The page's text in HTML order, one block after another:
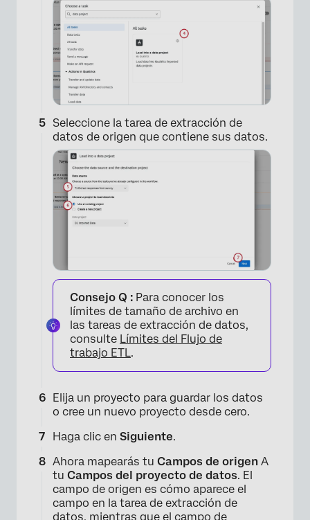
Seleccione la tarea de extracción de
datos de origen que contiene sus datos.
Consejo Q : Para conocer los
límites de tamaño de archivo en
las tareas de extracción de datos,
consulte Límites del Flujo de
trabajo ETL.
Elija un proyecto para guardar los datos
o cree un nuevo proyecto desde cero.
Haga clic en Siguiente.
Ahora mapearás tu Campos de origen A
tu Campos del proyecto de datos. El
campo de origen es cómo aparece el
campo en la tarea de extracción de
datos, mientras que el campo de